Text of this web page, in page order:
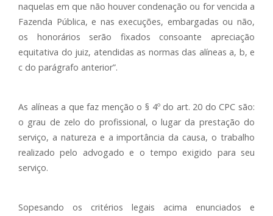
naquelas em que não houver condenação ou for vencida a
Fazenda Pública, e nas execuções, embargadas ou não,
os honorários serão fixados consoante apreciação
equitativa do juiz, atendidas as normas das alíneas a, b, e
c do parágrafo anterior”.
As alíneas a que faz menção o § 4º do art. 20 do CPC são:
o grau de zelo do profissional, o lugar da prestação do
serviço, a natureza e a importância da causa, o trabalho
realizado pelo advogado e o tempo exigido para seu
serviço.
Sopesando os critérios legais acima enunciados e